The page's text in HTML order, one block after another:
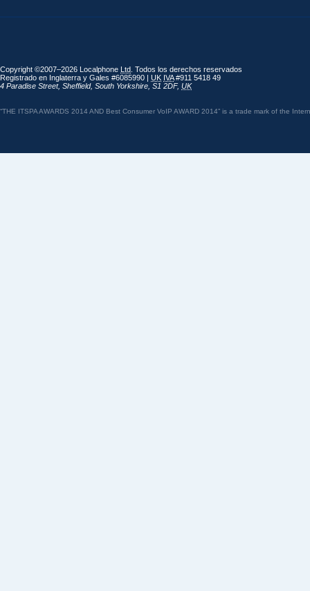
Copyright ©2007–2026 Localphone Ltd . Todos los derechos reservados
Registrado en Inglaterra y Gales #6085990 | UK IVA#911 5418 49
4 Paradise Street, Sheffield, South Yorkshire S1 2DF, UK
“THE ITSPA AWARDS 2014 AND Best Consumer VoIP AWARD 2014” is a trade mark of the